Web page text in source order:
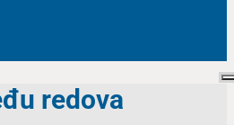
redova